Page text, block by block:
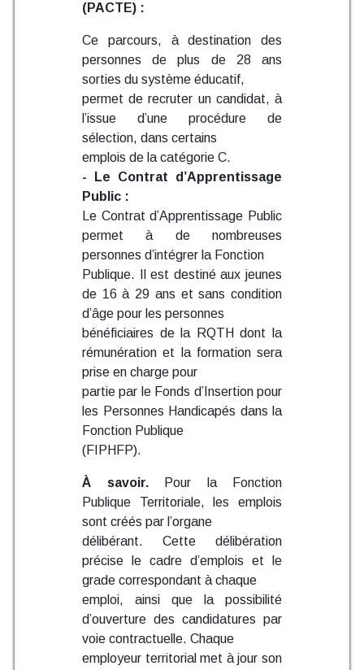
(PACTE) :
Ce parcours, à destination des
personnes de plus de 28 ans
sorties du système éducatif,
permet de recruter un candidat, à
l’issue d’une procédure de
sélection, dans certains
emplois de la catégorie C.
- Le Contrat d’Apprentissage
Public :
Le Contrat d’Apprentissage Public
permet à de nombreuses
personnes d’intégrer la Fonction
Publique. Il est destiné aux jeunes
de 16 à 29 ans et sans condition
d’âge pour les personnes
bénéficiaires de la RQTH dont la
rémunération et la formation sera
prise en charge pour
partie par le Fonds d’Insertion pour
les Personnes Handicapés dans la
Fonction Publique
(FIPHFP).
À savoir.Pour la Fonction
Publique Territoriale, les emplois
sont créés par l’organe
délibérant. Cette délibération
précise le cadre d’emplois et le
grade correspondant à chaque
emploi, ainsi que la possibilité
d’ouverture des candidatures par
voie contractuelle. Chaque
employeur territorial met à jour son